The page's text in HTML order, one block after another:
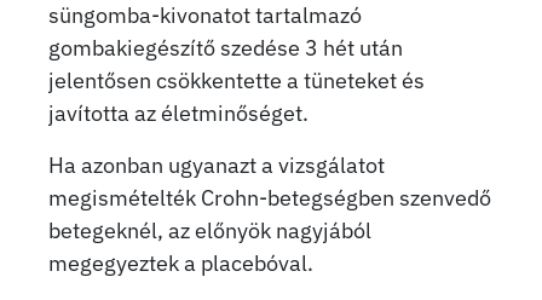
süngomba-kivonatot tartalmazó
gombakiegészítő szedése 3 hét után
jelentősen csökkentette a tüneteket és
javította az életminőséget.
Ha azonban ugyanazt a vizsgálatot
megismételték Crohn-betegségben szenvedő
betegeknél, az előnyök nagyjából
megegyeztek a placebóval.